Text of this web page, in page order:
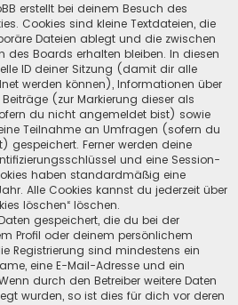
erstellt bei deinem Besuch des
Cookies sind kleine Textdateien, die
Dateien ablegt und die zwischen
des Boards erhalten bleiben. In diesen
ID deiner Sitzung (damit dir alle
werden können), Informationen über
(zur Markierung dieser als
du nicht angemeldet bist) sowie
Teilnahme an Umfragen (sofern du
gespeichert. Ferner werden deine
und eine Session-
haben standardmäßig eine
Alle Cookies kannst du jederzeit über
löschen“ löschen.
gespeichert, die du bei der
Profil oder deinem persönlichem
Registrierung sind mindestens ein
eine E-Mail-Adresse und ein
durch den Betreiber weitere Daten
wurden, so ist dies für dich vor deren